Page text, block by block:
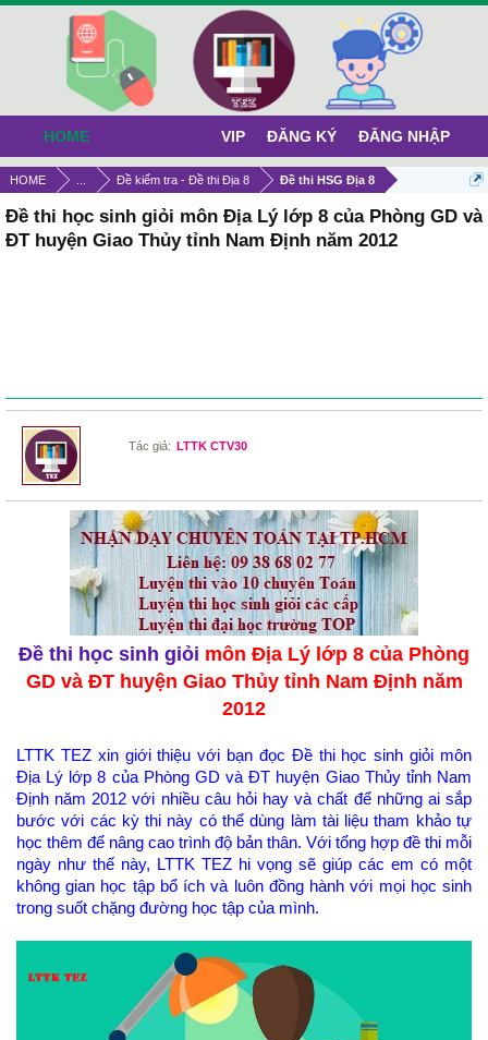
HOME Đề kiểm tra - Đề thi Địa 8 Đề thi HSG Địa 8
Đề thi học sinh giỏi môn Địa Lý lớp 8 của Phòng GD và
ĐT huyện Giao Thủy tỉnh Nam Định năm 2012
Tác giả: LTTK CTV30
Đề thi học sinh giỏi môn Địa Lý lớp 8 của Phòng
GD và ĐT huyện Giao Thủy tỉnh Nam Định năm
2012
LTTK TEZ xin giới thiệu với bạn đọc Đề thi học sinh giỏi môn
Địa Lý lớp 8 của Phòng GD và ĐT huyện Giao Thủy tỉnh Nam
Định năm 2012 với nhiều câu hỏi hay và chất để những ai sắp
bước với các kỳ thi này có thể dùng làm tài liệu tham khảo tự
học thêm để nâng cao trình độ bản thân. Với tổng hợp đề thi mỗi
ngày như thế này, LTTK TEZ hi vọng sẽ giúp các em có một
không gian học tập bổ ích và luôn đồng hành với mọi học sinh
trong suốt chặng đường học tập của mình.
HOME VIP ĐĂNG KÝ ĐĂNG NHẬP